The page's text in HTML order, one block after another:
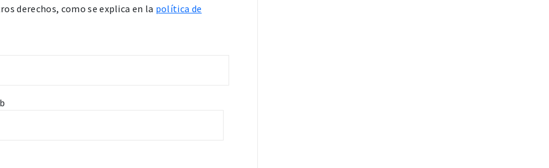
derechos, como se explica en la política de